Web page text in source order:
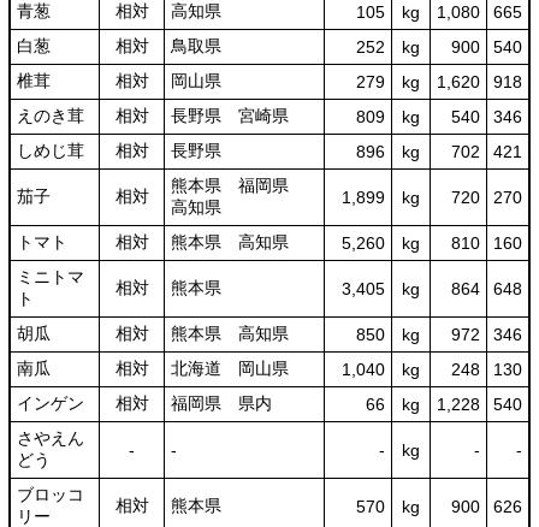
青葱 相対 高知県 105 kg 1,080
665
白葱
相対 鳥取県 252 kg 900
540
椎茸
相対 岡山県 279 kg 1,620
918
えのき茸
相対 長野県 宮崎県 809 kg 540
346
しめじ茸
相対 長野県 896 kg 702 421
茄子 相対
熊本県 福岡県
高知県
1,899 kg 720 270
トマト 相対 熊本県 高知県 5,260 kg 810
160
ミニトマ
ト
相対 熊本県 3,405 kg 864 648
胡瓜 相対 熊本県 高知県 850 kg 972
346
南瓜
相対 北海道 岡山県 1,040 kg 248
130
インゲン
相対 福岡県 県内 66 kg 1,228
540
さやえん
どう
‐ ‐ ‐ kg - ‐
ブロッコ
リー
相対 熊本県 570 kg 900 626